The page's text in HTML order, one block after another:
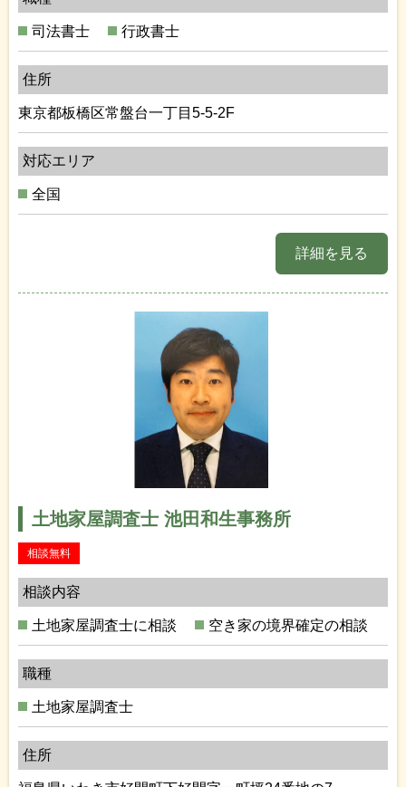
司法書士 行政書士
住所
東京都板橋区常盤台一丁目5-5-2F
対応エリア
全国
詳細を見る
土地家屋調査士 池田和生事務所
相談無料
相談内容
土地家屋調査士に相談 空き家の境界確定の相談
職種
土地家屋調査士
住所